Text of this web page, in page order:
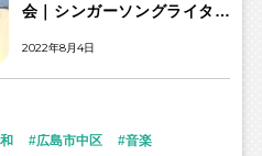
会｜シンガーソングライター
2022年8月4日
広島市中区 音楽